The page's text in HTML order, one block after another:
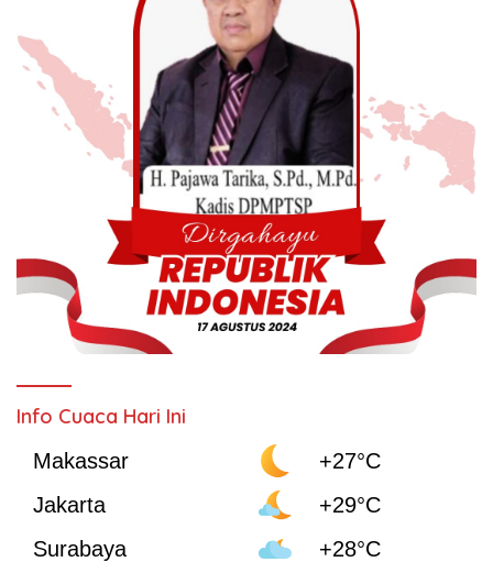
Info Cuaca Hari Ini
Makassar
+27°C
Jakarta
+29°C
Surabaya
+28°C